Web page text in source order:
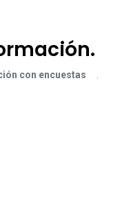
con encuestas .